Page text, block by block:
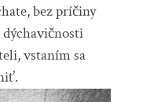
bez príčiny
vstaním sa